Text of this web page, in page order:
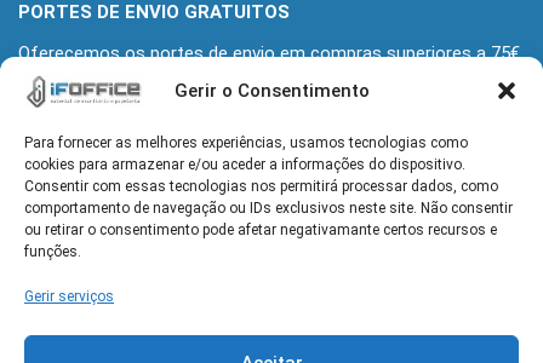
Gerir o Consentimento
Para fornecer as melhores experiências, usamos tecnologias como
cookies para armazenar e/ou aceder a informações do dispositivo.
Consentir com essas tecnologias nos permitirá processar dados, como
comportamento de navegação ou IDs exclusivos neste site. Não consentir
ou retirar o consentimento pode afetar negativamante certos recursos e
funções.
Gerir serviços
PORTES DE ENVIO GRATUITOS
Oferecemos os portes de envio em compras superiores a 75€
+iva
MORADA
Alameda Grupo Desportivo Alcochetense 139
2890-110 Alcochete
Seg-Sex: 9h-13h e 14h-18h